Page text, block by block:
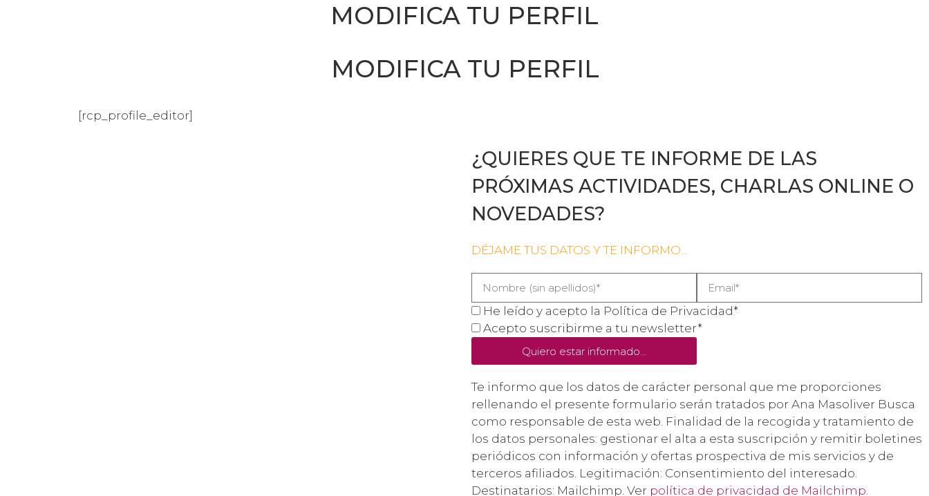
MODIFICA TU PERFIL
MODIFICA TU PERFIL
[rcp_profile_editor]
¿QUIERES QUE TE INFORME DE LAS
PRÓXIMAS ACTIVIDADES, CHARLAS ONLINE O
NOVEDADES?
DÉJAME TUS DATOS Y TE INFORMO...
He leído y acepto la Política de Privacidad*
Acepto suscribirme a tu newsletter*
Quiero estar informado...
Te informo que los datos de carácter personal que me proporciones
rellenando el presente formulario serán tratados por Ana Masoliver Busca
como responsable de esta web. Finalidad de la recogida y tratamiento de
los datos personales: gestionar el alta a esta suscripción y remitir boletines
periódicos con información y ofertas prospectiva de mis servicios y de
terceros afiliados. Legitimación: Consentimiento del interesado.
Destinatarios: Mailchimp. Ver política de privacidad de Mailchimp.